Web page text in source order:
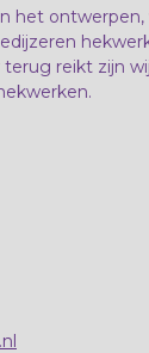
het ontwerpen,
reikt zijn